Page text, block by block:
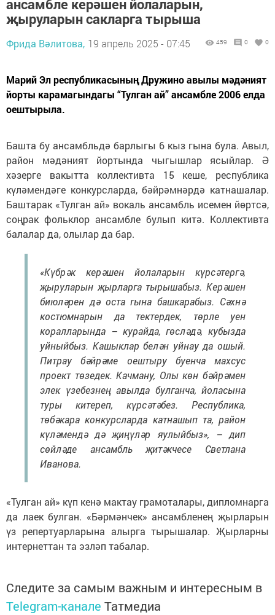
ансамбле керәшен йолаларын,
җыруларын сакларга тырыша
Фрида Вәлитова, 19 апрель 2025 - 07:45 459 0 0
Марий Эл республикасының Дружино авылы мәдәният
йорты карамагындагы “Тулган ай” ансамбле 2006 елда
оештырыла.
Башта бу ансамбльдә барлыгы 6 кыз гына була. Авыл,
район мәдәният йортында чыгышлар ясыйлар. Ә
хәзерге вакытта коллективта 15 кеше, республика
күләмендәге конкурсларда, бәйрәмнәрдә катнашалар.
Баштарак «Тулган ай» вокаль ансамбль исемен йөртсә,
соңрак фольклор ансамбле булып китә. Коллективта
балалар да, олылар да бар.
«Күбрәк керәшен йолаларын күрсәтергә,
җыруларын җырларга тырышабыз. Керәшен
биюләрен дә оста гына башкарабыз. Сәхнә
костюмнарын да тектердек, төрле уен
коралларында – курайда, гөсләдә, кубызда
уйныйбыз. Кашыклар белән уйнау да ошый.
Питрау бәйрәме оештыру буенча махсус
проект төзедек. Качману, Олы көн бәйрәмен
элек үзебезнең авылда булганча, йоласына
туры китереп, күрсәтәбез. Республика,
төбәкара конкурсларда катнашып та, район
күләмендә дә җиңүләр яулыйбыз», – дип
сөйләде ансамбль җитәкчесе Светлана
Иванова.
«Тулган ай» күп кенә мактау грамоталары, дипломнарга
да лаек булган. «Бәрмәнчек» ансамбленең җырларын
үз репертуарларына алырга тырышалар. Җырларны
интернеттан та эзләп табалар.
Следите за самым важным и интересным в
Telegram-канале Татмедиа